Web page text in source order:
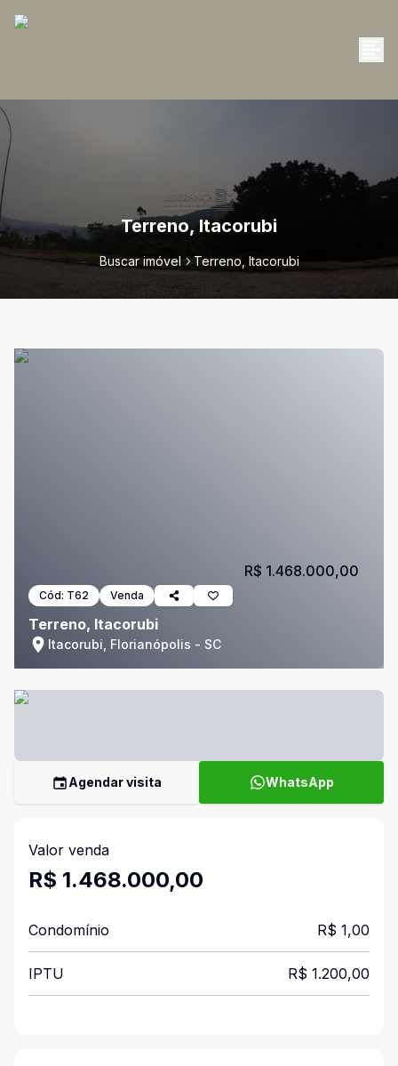
Terreno, Itacorubi
Buscar imóvel Terreno, Itacorubi
Cód: T62 Venda
Terreno, Itacorubi
Itacorubi, Florianópolis - SC
R$ 1.468.000,00
Agendar visita WhatsApp
Valor venda
R$ 1.468.000,00
Condomínio R$ 1,00
IPTU R$ 1.200,00